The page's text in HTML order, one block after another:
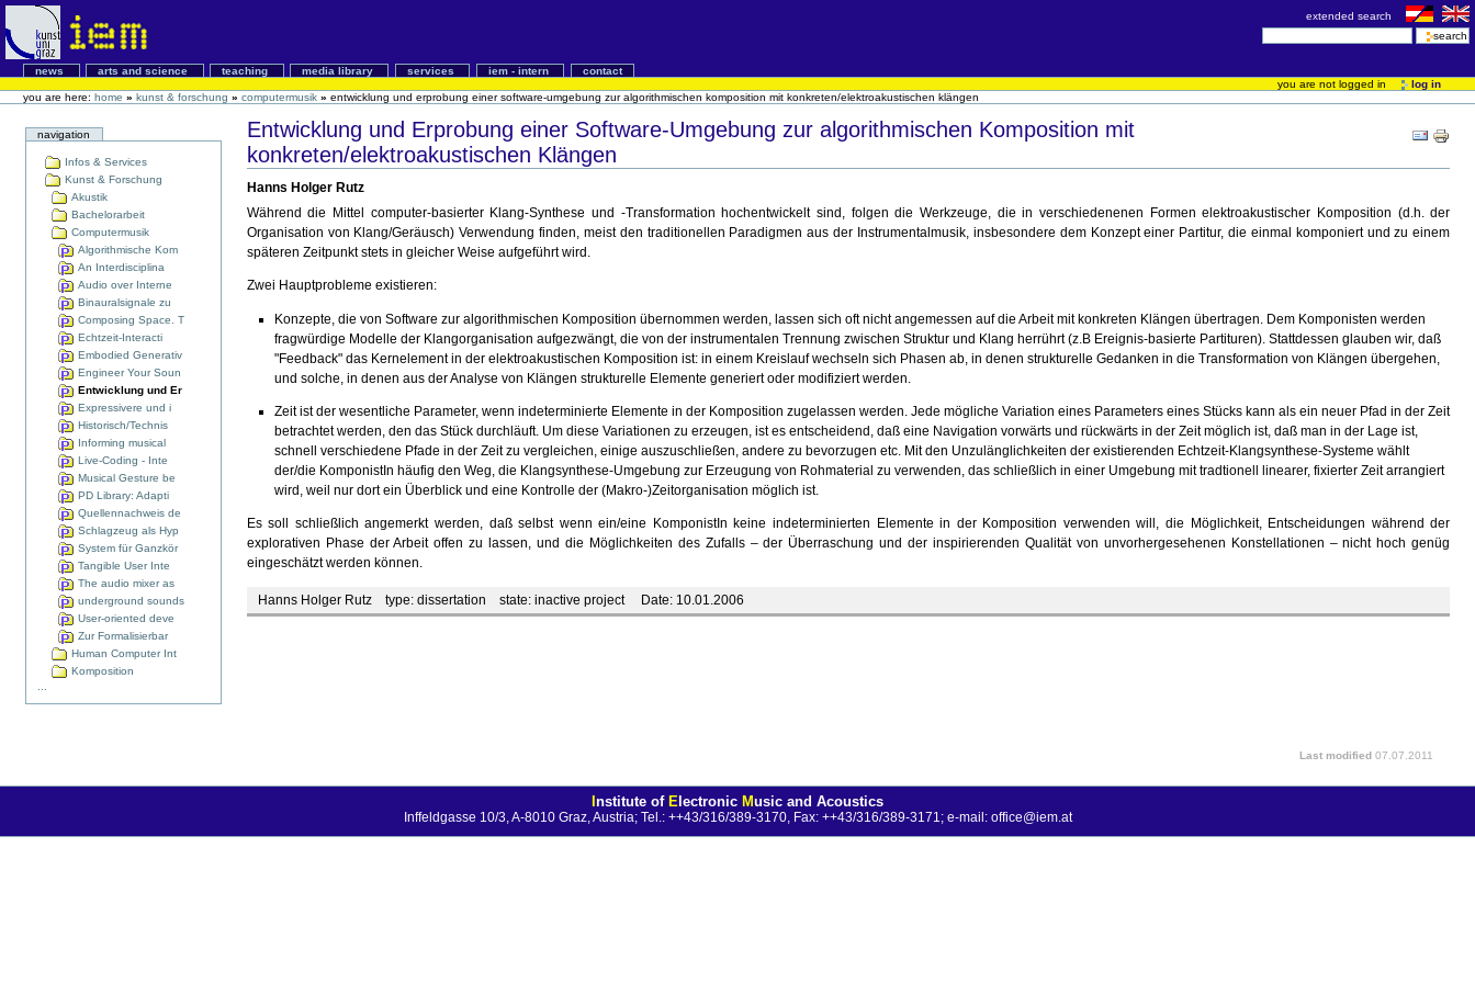
extended search
news arts and science teaching media library services iem - intern
contact
you are not logged in
log in
you are here: home » kunst & forschung » computermusik » entwicklung und erprobung einer software-umgebung zur algorithmischen komposition mit konkreten/elektroakustischen klängen
navigation
Infos & Services
Kunst & Forschung
Akustik
Bachelorarbeit
Computermusik
Algorithmische Kom
An Interdisciplina
Audio over Interne
Binauralsignale zu
Composing Space. T
Echtzeit-Interacti
Embodied Generativ
Engineer Your Soun
Entwicklung und Er
Expressivere und i
Historisch/Technis
Informing musical
Live-Coding - Inte
Musical Gesture be
PD Library: Adapti
Quellennachweis de
Schlagzeug als Hyp
System für Ganzkör
Tangible User Inte
The audio mixer as
underground sounds
User-oriented deve
Zur Formalisierbar
Human Computer Int
Komposition
Entwicklung und Erprobung einer Software-Umgebung zur algorithmischen Komposition mit
konkreten/elektroakustischen Klängen
Hanns Holger Rutz
Während die Mittel computer-basierter Klang-Synthese und -Transformation hochentwickelt sind, folgen die Werkzeuge, die in verschiedenenen Formen elektroakustischer Komposition (d.h. der
Organisation von Klang/Geräusch) Verwendung finden, meist den traditionellen Paradigmen aus der Instrumentalmusik, insbesondere dem Konzept einer Partitur, die einmal komponiert und zu einem
späteren Zeitpunkt stets in gleicher Weise aufgeführt wird.
Zwei Hauptprobleme existieren:
Konzepte, die von Software zur algorithmischen Komposition übernommen werden, lassen sich oft nicht angemessen auf die Arbeit mit konkreten Klängen übertragen. Dem Komponisten werden
fragwürdige Modelle der Klangorganisation aufgezwängt, die von der instrumentalen Trennung zwischen Struktur und Klang herrührt (z.B Ereignis-basierte Partituren). Stattdessen glauben wir, daß
"Feedback" das Kernelement in der elektroakustischen Komposition ist: in einem Kreislauf wechseln sich Phasen ab, in denen strukturelle Gedanken in die Transformation von Klängen übergehen,
und solche, in denen aus der Analyse von Klängen strukturelle Elemente generiert oder modifiziert werden.
Zeit ist der wesentliche Parameter, wenn indeterminierte Elemente in der Komposition zugelassen werden. Jede mögliche Variation eines Parameters eines Stücks kann als ein neuer Pfad in der Zeit
betrachtet werden, den das Stück durchläuft. Um diese Variationen zu erzeugen, ist es entscheidend, daß eine Navigation vorwärts und rückwärts in der Zeit möglich ist, daß man in der Lage ist,
schnell verschiedene Pfade in der Zeit zu vergleichen, einige auszuschließen, andere zu bevorzugen etc. Mit den Unzulänglichkeiten der existierenden Echtzeit-Klangsynthese-Systeme wählt
der/die KomponistIn häufig den Weg, die Klangsynthese-Umgebung zur Erzeugung von Rohmaterial zu verwenden, das schließlich in einer Umgebung mit tradtionell linearer, fixierter Zeit arrangiert
wird, weil nur dort ein Überblick und eine Kontrolle der (Makro-)Zeitorganisation möglich ist.
Es soll schließlich angemerkt werden, daß selbst wenn ein/eine KomponistIn keine indeterminierten Elemente in der Komposition verwenden will, die Möglichkeit, Entscheidungen während der
explorativen Phase der Arbeit offen zu lassen, und die Möglichkeiten des Zufalls – der Überraschung und der inspirierenden Qualität von unvorhergesehenen Konstellationen – nicht hoch genüg
eingeschätzt werden können.
Hanns Holger Rutztype: dissertation state: inactive project Date:10.01.2006
Last modified 07.07.2011
Institute of Electronic Music and Acoustics
Inffeldgasse 10/3, A-8010 Graz, Austria; Tel.: ++43/316/389-3170, Fax: ++43/316/389-3171; e-mail: office@iem.at